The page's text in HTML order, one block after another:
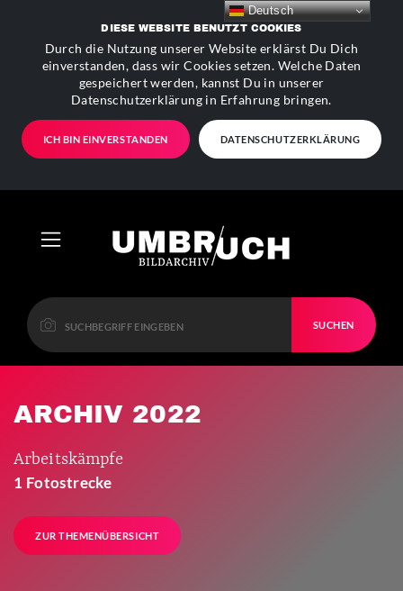
DIESE WEBSITE BENUTZT COOKIES
Durch die Nutzung unserer Website erklärst Du Dich
einverstanden, dass wir Cookies setzen. Welche Daten
gespeichert werden, kannst Du in unserer
Datenschutzerklärung in Erfahrung bringen.
ICH BIN EINVERSTANDEN DATENSCHUTZERKLÄRUNG
SUCHEN
ARCHIV 2022
Arbeitskämpfe
1 Fotostrecke
ZUR THEMENÜBERSICHT
Deutsch